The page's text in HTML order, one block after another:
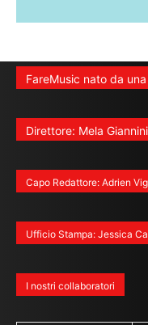
FareMusic nato da
Direttore: Mela Giannini
Capo Redattore: Adrien
Ufficio Stampa: Jessica
I nostri collaboratori